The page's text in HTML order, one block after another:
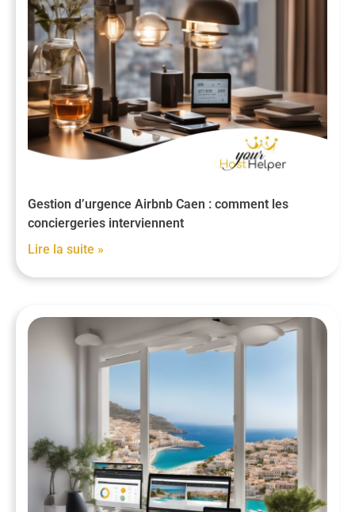
Gestion d’urgence Airbnb Caen : comment les
conciergeries interviennent
Lire la suite »